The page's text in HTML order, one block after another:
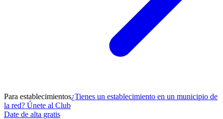
Para establecimientos¿Tienes un establecimiento en un municipio de
la red? Únete al Club
Date de alta gratis